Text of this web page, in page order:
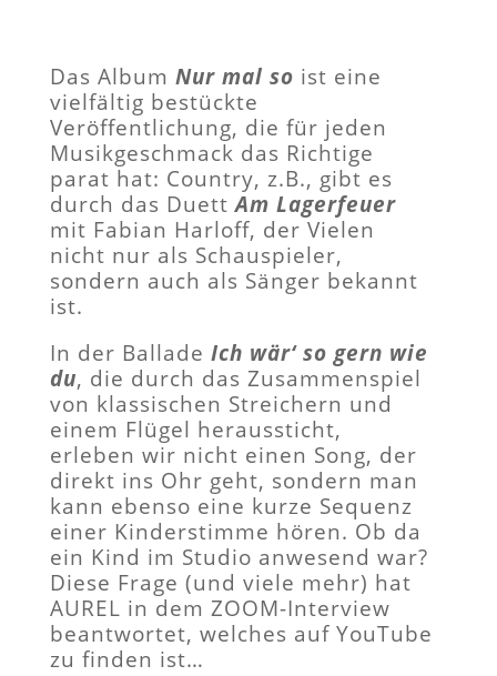
Das Album Nur mal so ist eine
vielfältig bestückte
Veröffentlichung, die für jeden
Musikgeschmack das Richtige
parat hat: Country, z.B., gibt es
durch das DuettAm Lagerfeuer
mit Fabian Harloff, der Vielen
nicht nur als Schauspieler,
sondern auch als Sänger bekannt
ist.
In der Ballade Ich wär‘ so gern wie
du, die durch das Zusammenspiel
von klassischen Streichern und
einem Flügel heraussticht,
erleben wir nicht einen Song, der
direkt ins Ohr geht, sondern man
kann ebenso eine kurze Sequenz
einer Kinderstimme hören. Ob da
ein Kind im Studio anwesend war?
Diese Frage (und viele mehr) hat
AUREL in dem ZOOM-Interview
beantwortet, welches auf YouTube
zu finden ist…